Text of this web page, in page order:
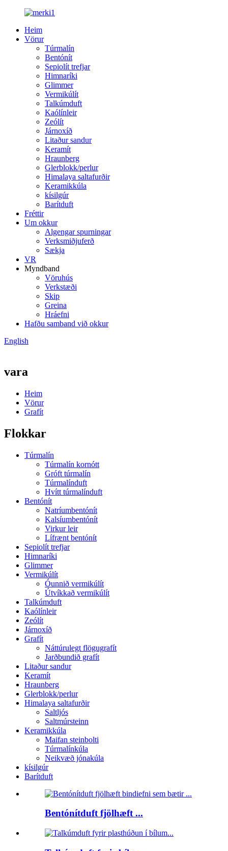
Heim
Vörur
Túrmalín
Bentónít
Sepiolít trefjar
Himnaríki
Glimmer
Vermikúlít
Talkúmduft
Kaólínleir
Zeólít
Járnoxíð
Litaður sandur
Keramít
Hraunberg
Glerblokk/perlur
Himalaya saltafurðir
Keramikkúla
kísilgúr
Barítduft
Fréttir
Um okkur
Algengar spurningar
Verksmiðjuferð
Sækja
VR
Myndband
Vöruhús
Verkstæði
Skip
Greina
Hráefni
Hafðu samband við okkur
English
vara
Heim
Vörur
Grafít
Flokkar
Túrmalín
Túrmalín kornótt
Gróft túrmalín
Túrmalínduft
Hvítt túrmalínduft
Bentónít
Natríumbentónít
Kalsíumbentónít
Virkur leir
Lífrænt bentónít
Sepiolít trefjar
Himnaríki
Glimmer
Vermikúlít
Óunnið vermikúlít
Útvíkkað vermikúlít
Talkúmduft
Kaólínleir
Zeólít
Járnoxíð
Grafít
Náttúrulegt flögugrafít
Jarðbundið grafít
Litaður sandur
Keramít
Hraunberg
Glerblokk/perlur
Himalaya saltafurðir
Saltljós
Saltmúrsteinn
Keramikkúla
Maifan steinbolti
Túrmalínkúla
Neikvæð jónakúla
kísilgúr
Barítduft
Bentónítduft fjölhæft ...